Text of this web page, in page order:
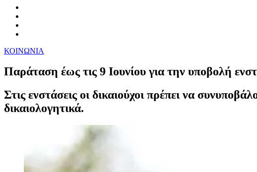
ΚΟΙΝΩΝΙΑ
Παράταση έως τις 9 Ιουνίου για την υποβολή
Στις ενστάσεις οι δικαιούχοι πρέπει να
δικαιολογητικά.